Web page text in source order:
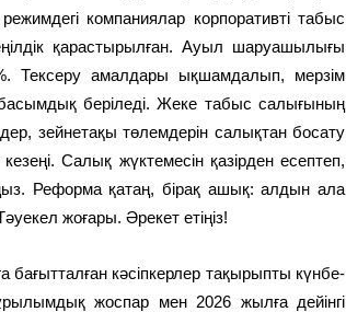
компаниялар корпоративті табыс
қарастырылған. Ауыл шаруашылығы
Тексеру амалдары ықшамдалып, мерзім
беріледі. Жеке табыс салығының
зейнетақы төлемдерін салықтан босату
Салық жүктемесін қазірден есептеп,
Реформа қатаң, бірақ ашық: алдын ала
жоғары. Әрекет етіңіз!
бағытталған кәсіпкерлер тақырыпты күнбе-
жоспар мен 2026 жылға дейінгі